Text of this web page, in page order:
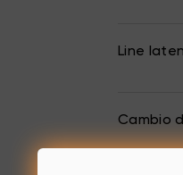
Line
Cambio